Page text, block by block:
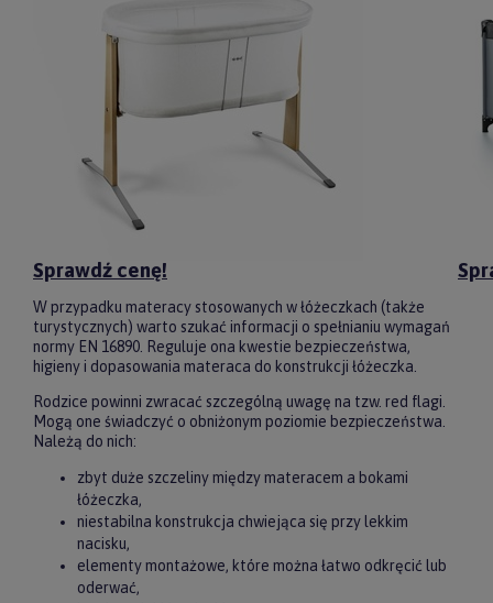
Sprawdź cenę!
W przypadku materacy stosowanych w łóżeczkach (także
turystycznych) warto szukać informacji o spełnianiu wymagań
normy EN 16890. Reguluje ona kwestie bezpieczeństwa,
higieny i dopasowania materaca do konstrukcji łóżeczka.
Rodzice powinni zwracać szczególną uwagę na tzw. red flagi.
Mogą one świadczyć o obniżonym poziomie bezpieczeństwa.
Należą do nich:
zbyt duże szczeliny między materacem a bokami
łóżeczka,
niestabilna konstrukcja chwiejąca się przy lekkim
nacisku,
elementy montażowe, które można łatwo odkręcić lub
oderwać,